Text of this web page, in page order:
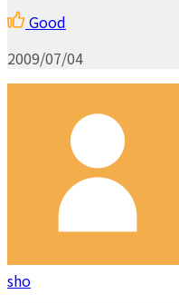
Good
2009/07/04
sho